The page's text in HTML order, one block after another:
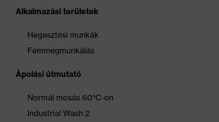
Alkalmazási területek
Hegesztési munkák
Fémmegmunkálás
Ápolási útmutató
Normál mosás 60°C-on
Industrial Wash 2